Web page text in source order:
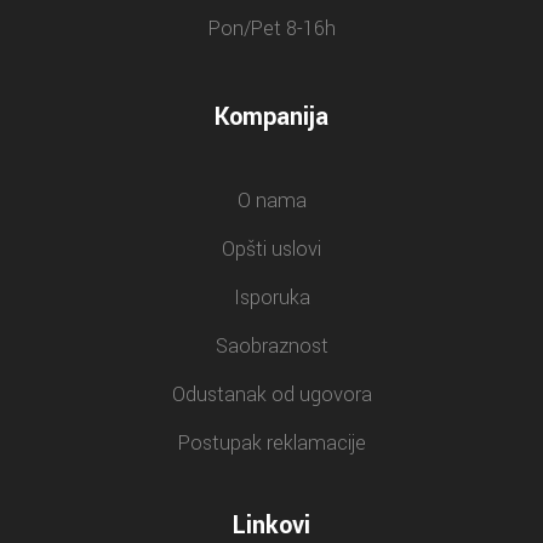
Pon/Pet 8-16h
Kompanija
O nama
Opšti uslovi
Isporuka
Saobraznost
Odustanak od ugovora
Postupak reklamacije
Linkovi